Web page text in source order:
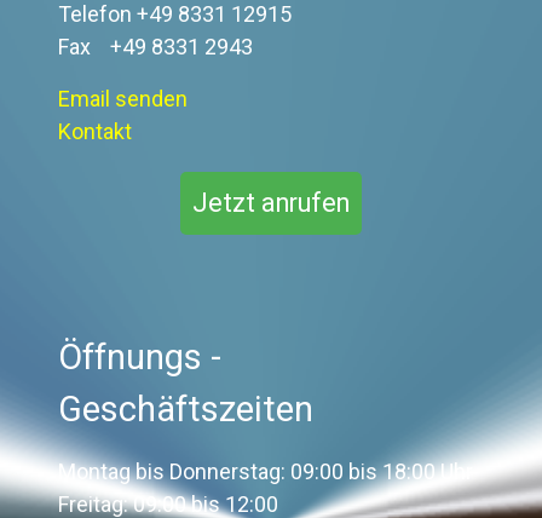
Telefon +49 8331 12915
Fax +49 8331 2943
Email senden
Kontakt
Jetzt anrufen
Öffnungs -
Geschäftszeiten
Montag bis Donnerstag: 09:00 bis 18:00 Uhr
Freitag: 09:00 bis 12:00